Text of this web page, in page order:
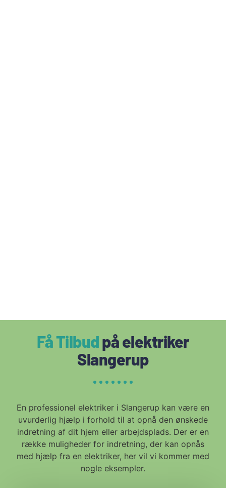
Få Tilbudpå elektriker
Slangerup
En professionel elektriker i Slangerup kan være en
uvurderlig hjælp i forhold til at opnå den ønskede
indretning af dit hjem eller arbejdsplads. Der er en
række muligheder for indretning, der kan opnås
med hjælp fra en elektriker, her vil vi kommer med
nogle eksempler.